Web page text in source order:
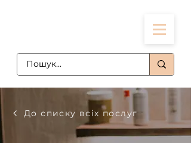
До списку всіх послуг